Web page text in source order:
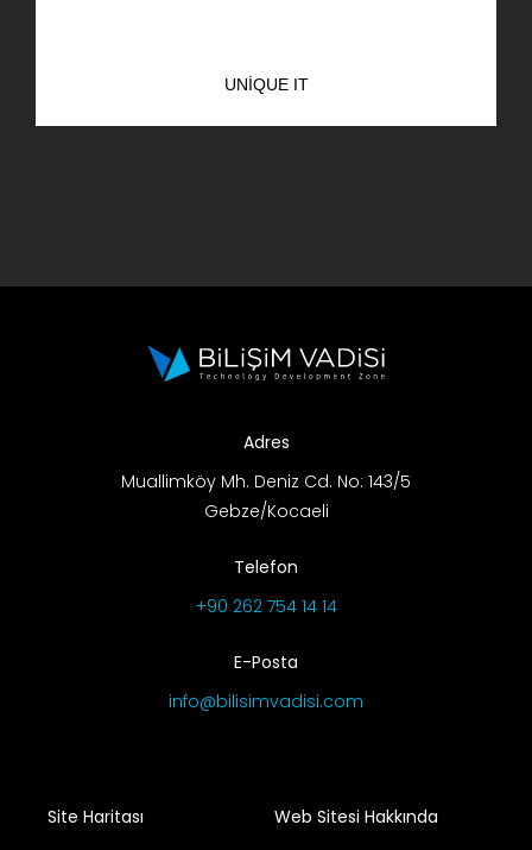
UNIQUE IT
Adres
Muallimköy Mh. Deniz Cd. No: 143/5
Gebze/Kocaeli
Telefon
+90 262 754 14 14
E-Posta
info@bilisimvadisi.com
Site Haritası Web Sitesi Hakkında